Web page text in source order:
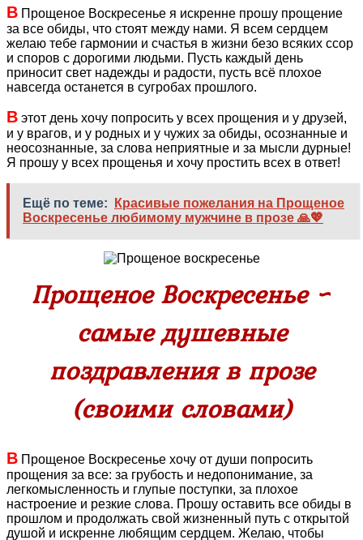
В Прощеное Воскресенье я искренне прошу прощение
за все обиды, что стоят между нами. Я всем сердцем
желаю тебе гармонии и счастья в жизни безо всяких ссор
и споров с дорогими людьми. Пусть каждый день
приносит свет надежды и радости, пусть всё плохое
навсегда останется в сугробах прошлого.
В этот день хочу попросить у всех прощения и у друзей,
и у врагов, и у родных и у чужих за обиды, осознанные и
неосознанные, за слова неприятные и за мысли дурные!
Я прошу у всех прощенья и хочу простить всех в ответ!
Ещё по теме:
Красивые пожелания на Прощеное
Воскресенье любимому мужчине в прозе 🙏💖
Прощеное Воскресенье ~
самые душевные
поздравления в прозе
(своими словами)
В Прощеное Воскресенье хочу от души попросить
прощения за все: за грубость и недопонимание, за
легкомысленность и глупые поступки, за плохое
настроение и резкие слова. Прошу оставить все обиды в
прошлом и продолжать свой жизненный путь с открытой
душой и искренне любящим сердцем. Желаю, чтобы